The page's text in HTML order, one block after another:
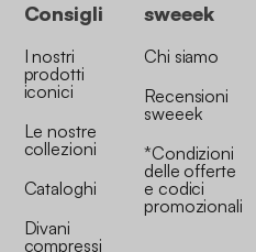
Consigli
I nostri
prodotti
iconici
Le nostre
collezioni
Cataloghi
Divani
compressi
sweeek
Chi siamo
Recensioni
sweeek
*Condizioni
delle offerte
e codici
promozionali